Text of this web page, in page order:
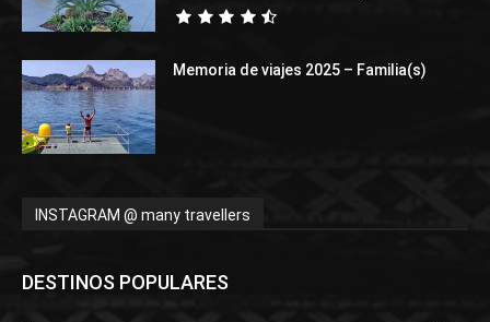
Memoria de viajes 2025 – Familia(s)
INSTAGRAM @ many travellers
DESTINOS POPULARES